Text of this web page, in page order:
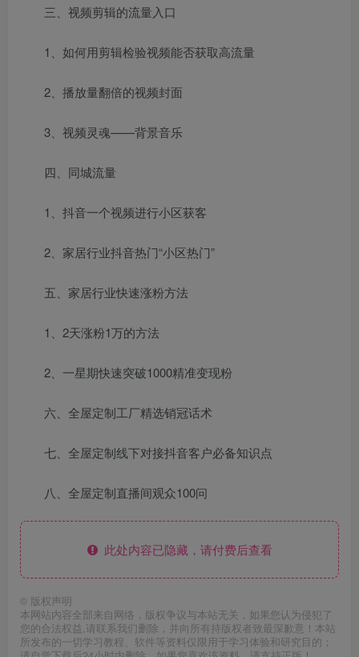
三、视频剪辑的流量入口
1、如何用剪辑检验视频能否获取高流量
2、播放量翻倍的视频封面
3、视频灵魂——背景音乐
四、同城流量
1、抖音一个视频进行小区获客
2、家居行业抖音热门“小区热门”
五、家居行业快速涨粉方法
1、2天涨粉1万的方法
2、一星期快速突破1000精准变现粉
六、全屋定制工厂精选销冠话术
七、全屋定制线下对接抖音客户必备知识点
八、全屋定制直播间观众100问
此处内容已隐藏，请付费后查看
© 版权声明
本网站内容全部来自网络，版权争议与本站无关，如果您认为侵犯了
您的合法权益,请联系我们删除，并向所有持版权者致最深歉意！本站
所发布的一切学习教程、软件等资料仅限用于学习体验和研究目的；